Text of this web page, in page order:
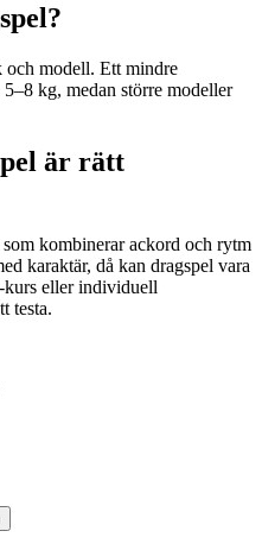
och modell. Ett mindre
kg, medan större modeller
är rätt
kombinerar ackord och rytm
karaktär, då kan dragspel vara
eller individuell
testa.